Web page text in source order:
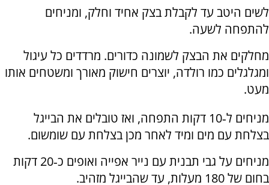
לשים היטב עד לקבלת בצק אחיד וחלק, ומניחים
להתפחה לשעה.
מחלקים את הבצק לשמונה כדורים. מרדדים כל עיגול
ומגלגלים כמו רולדה, יוצרים חישוק מאורך ומשטחים אותו
מעט.
מניחים ל‑10 דקות התפחה, ואז טובלים את הבייגל
בצלחת עם מים ומיד לאחר מכן בצלחת עם שומשום.
מניחים על גבי תבנית עם נייר אפייה ואופים כ‑20 דקות
בחום של 180 מעלות, עד שהבייגל מזהיב.